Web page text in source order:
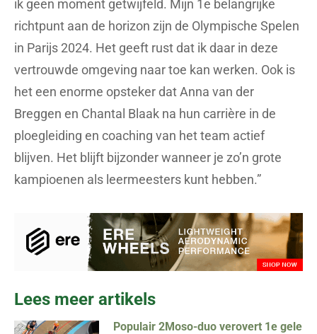
ik geen moment getwijfeld. Mijn 1e belangrijke
richtpunt aan de horizon zijn de Olympische Spelen
in Parijs 2024. Het geeft rust dat ik daar in deze
vertrouwde omgeving naar toe kan werken. Ook is
het een enorme opsteker dat Anna van der
Breggen en Chantal Blaak na hun carrière in de
ploegleiding en coaching van het team actief
blijven. Het blijft bijzonder wanneer je zo’n grote
kampioenen als leermeesters kunt hebben.”
Lees meer artikels
Populair 2Moso-duo verovert 1e gele